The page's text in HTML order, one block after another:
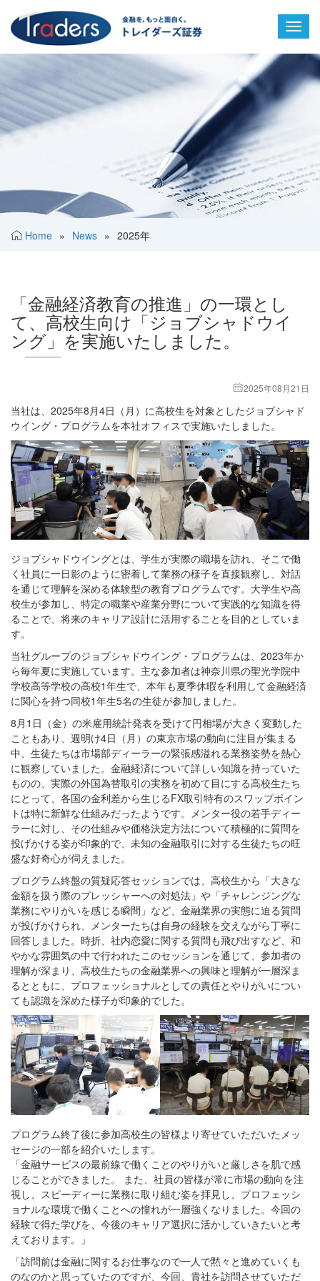
Home » News » 2025年
「金融経済教育の推進」の一環とし
て、高校生向け「ジョブシャドウイ
ング」を実施いたしました。
2025年08月21日
当社は、2025年8月4日（月）に高校生を対象としたジョブシャド
ウイング・プログラムを本社オフィスで実施いたしました。
ジョブシャドウイングとは、学生が実際の職場を訪れ、そこで働
く社員に一日影のように密着して業務の様子を直接観察し、対話
を通じて理解を深める体験型の教育プログラムです。大学生や高
校生が参加し、特定の職業や産業分野について実践的な知識を得
ることで、将来のキャリア設計に活用することを目的としていま
す。
当社グループのジョブシャドウイング・プログラムは、2023年か
ら毎年夏に実施しています。主な参加者は神奈川県の聖光学院中
学校高等学校の高校1年生で、本年も夏季休暇を利用して金融経済
に関心を持つ同校1年生5名の生徒が参加しました。
8月1日（金）の米雇用統計発表を受けて円相場が大きく変動した
こともあり、週明け4日（月）の東京市場の動向に注目が集まる
中、生徒たちは市場部ディーラーの緊張感溢れる業務姿勢を熱心
に観察していました。金融経済について詳しい知識を持っていた
ものの、実際の外国為替取引の実務を初めて目にする高校生たち
にとって、各国の金利差から生じるFX取引特有のスワップポイン
トは特に新鮮な仕組みだったようです。メンター役の若手ディー
ラーに対し、その仕組みや価格決定方法について積極的に質問を
投げかける姿が印象的で、未知の金融取引に対する生徒たちの旺
盛な好奇心が伺えました。
プログラム終盤の質疑応答セッションでは、高校生から「大きな
金額を扱う際のプレッシャーへの対処法」や「チャレンジングな
業務にやりがいを感じる瞬間」など、金融業界の実態に迫る質問
が投げかけられ、メンターたちは自身の経験を交えながら丁寧に
回答しました。時折、社内恋愛に関する質問も飛び出すなど、和
やかな雰囲気の中で行われたこのセッションを通じて、参加者の
理解が深まり、高校生たちの金融業界への興味と理解が一層深ま
るとともに、プロフェッショナルとしての責任とやりがいについ
ても認識を深めた様子が印象的でした。
プログラム終了後に参加高校生の皆様より寄せていただいたメッ
セージの一部を紹介いたします。
「金融サービスの最前線で働くことのやりがいと厳しさを肌で感
じることができました。 また、社員の皆様が常に市場の動向を注
視し、スピーディーに業務に取り組む姿を拝見し、プロフェッシ
ョナルな環境で働くことへの憧れが一層強くなりました。今回の
経験で得た学びを、今後のキャリア選択に活かしていきたいと考
えております。」
「訪問前は金融に関するお仕事なので一人で黙々と進めていくも
のなのかと思っていたのですが、今回、貴社を訪問させていただ